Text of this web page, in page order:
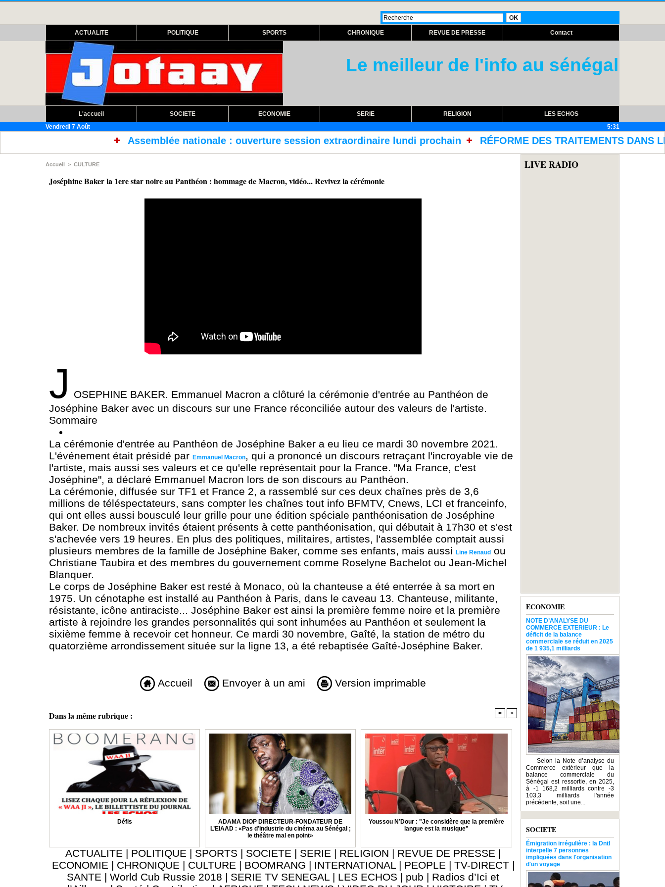
ACTUALITE POLITIQUE SPORTS CHRONIQUE REVUE DE PRESSE Contact
Le meilleur de l'info au sénégal
L'accueil SOCIETE ECONOMIE SERIE RELIGION
LES ECHOS
Vendredi 7 Août
5:31
Assemblée nationale : ouverture session extraordinaire lundi prochain RÉFORME DES TRAITEMENTS DANS LES PRISONS
Accueil > CULTURE
Joséphine Baker la 1ere star noire au Panthéon : hommage de Macron, vidéo... Revivez la cérémonie
J
OSEPHINE BAKER. Emmanuel Macron a clôturé la cérémonie d'entrée au Panthéon de
Joséphine Baker avec un discours sur une France réconciliée autour des valeurs de l'artiste.
Sommaire
La cérémonie d'entrée au Panthéon de Joséphine Baker a eu lieu ce mardi 30 novembre 2021.
L'événement était présidé par Emmanuel Macron, qui a prononcé un discours retraçant l'incroyable vie de
l'artiste, mais aussi ses valeurs et ce qu'elle représentait pour la France. "Ma France, c'est
Joséphine", a déclaré Emmanuel Macron lors de son discours au Panthéon.
La cérémonie, diffusée sur TF1 et France 2, a rassemblé sur ces deux chaînes près de 3,6
millions de téléspectateurs, sans compter les chaînes tout info BFMTV, Cnews, LCI et franceinfo,
qui ont elles aussi bousculé leur grille pour une édition spéciale panthéonisation de Joséphine
Baker. De nombreux invités étaient présents à cette panthéonisation, qui débutait à 17h30 et s'est
s'achevée vers 19 heures. En plus des politiques, militaires, artistes, l'assemblée comptait aussi
plusieurs membres de la famille de Joséphine Baker, comme ses enfants, mais aussi
Line Renaud ou
Christiane Taubira et des membres du gouvernement comme Roselyne Bachelot ou Jean-Michel
Blanquer.
Le corps de Joséphine Baker est resté à Monaco, où la chanteuse a été enterrée à sa mort en
1975. Un cénotaphe est installé au Panthéon à Paris, dans le caveau 13. Chanteuse, militante,
résistante, icône antiraciste... Joséphine Baker est ainsi la première femme noire et la première
artiste à rejoindre les grandes personnalités qui sont inhumées au Panthéon et seulement la
sixième femme à recevoir cet honneur. Ce mardi 30 novembre, Gaîté, la station de métro du
quatorzième arrondissement située sur la ligne 13, a été rebaptisée Gaîté-Joséphine Baker.
Accueil Envoyer à un ami Version imprimable
Dans la même rubrique : < >
Défis
ADAMA DIOP DIRECTEUR-FONDATEUR DE
L’EIAAD : «Pas d’industrie du cinéma au Sénégal ;
le théâtre mal en point»
Youssou N’Dour : "Je considère que la première
langue est la musique"
ACTUALITE | POLITIQUE | SPORTS | SOCIETE | SERIE | RELIGION | REVUE DE PRESSE |
ECONOMIE | CHRONIQUE | CULTURE | BOOMRANG | INTERNATIONAL | PEOPLE | TV-DIRECT |
SANTE | World Cub Russie 2018 | SERIE TV SENEGAL | LES ECHOS | pub | Radios d’Ici et
LIVE RADIO
ECONOMIE
NOTE D’ANALYSE DU
COMMERCE EXTERIEUR : Le
déficit de la balance
commerciale se réduit en 2025
de 1 935,1 milliards
Selon la Note d’analyse du
Commerce extérieur que la
balance commerciale du
Sénégal est ressortie, en 2025,
à -1 168,2 milliards contre -3
103,3 milliards l'année
précédente, soit une...
SOCIETE
Émigration irrégulière : la Dntl
interpelle 7 personnes
impliquées dans l'organisation
d'un voyage